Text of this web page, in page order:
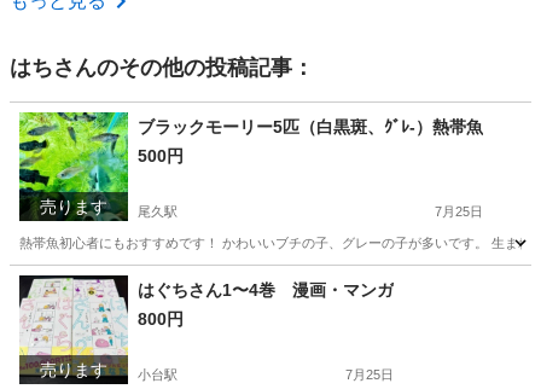
はちさんのその他の投稿記事：
売ります
ブラックモーリー5匹（白黒斑、ｸﾞﾚ-）熱帯魚
500円
尾久駅 7月25日
熱帯魚初心者にもおすすめです！ かわいいブチの子、グレーの子が多いです。 生ま
東京 荒川区 尾久駅 その他 ブラックモーリー
売ります
はぐちさん1〜4巻 漫画・マンガ
800円
小台駅 7月25日